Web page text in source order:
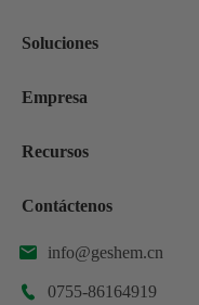
Soluciones
Empresa
Recursos
Contáctenos
 info@geshem.cn
 0755-86164919